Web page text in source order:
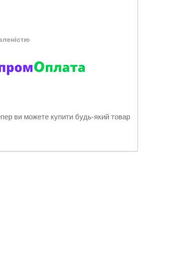
ви можете купити будь-який товар